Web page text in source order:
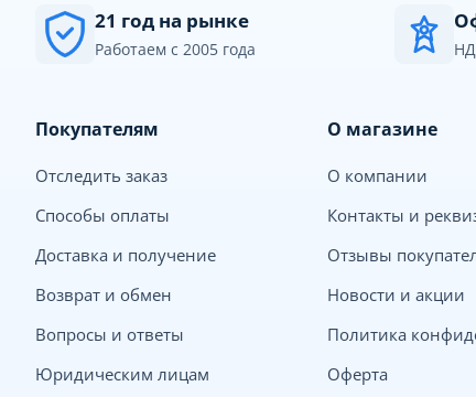
21 год на рынке
Работаем с 2005 года
Покупателям
Отследить заказ
Способы оплаты
Доставка и получение
Возврат и обмен
Вопросы и ответы
Юридическим лицам
О магазине
О компании
Контакты и
Отзывы
Новости и акции
Политика
Оферта